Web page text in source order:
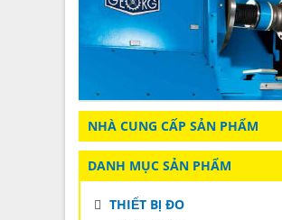
NHÀ CUNG CẤP SẢN PHẨM
DANH MỤC SẢN PHẨM
THIẾT BỊ ĐO